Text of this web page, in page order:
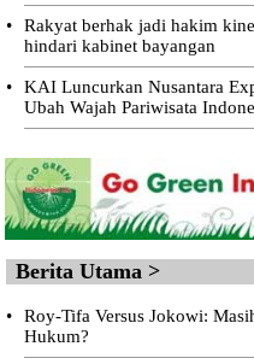
•
Rakyat berhak jadi hakim
hindari kabinet bayangan
•
KAI Luncurkan Nusantara
Ubah Wajah Pariwisata
Berita Utama >
•
Roy-Tifa Versus Jokowi:
Hukum?